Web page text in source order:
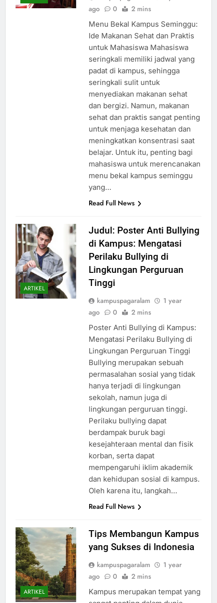
ago
0 2 mins
Menu Bekal Kampus Seminggu:
Ide Makanan Sehat dan Praktis
untuk Mahasiswa Mahasiswa
seringkali memiliki jadwal yang
padat di kampus, sehingga
seringkali sulit untuk
menyediakan makanan sehat
dan bergizi. Namun, makanan
sehat dan praktis sangat penting
untuk menjaga kesehatan dan
meningkatkan konsentrasi saat
belajar. Untuk itu, penting bagi
mahasiswa untuk merencanakan
menu bekal kampus seminggu
yang…
Read Full News
ARTIKEL
Judul: Poster Anti Bullying
di Kampus: Mengatasi
Perilaku Bullying di
Lingkungan Perguruan
Tinggi
kampuspagaralam
1 year
ago
0 2 mins
Poster Anti Bullying di Kampus:
Mengatasi Perilaku Bullying di
Lingkungan Perguruan Tinggi
Bullying merupakan sebuah
permasalahan sosial yang tidak
hanya terjadi di lingkungan
sekolah, namun juga di
lingkungan perguruan tinggi.
Perilaku bullying dapat
berdampak buruk bagi
kesejahteraan mental dan fisik
korban, serta dapat
mempengaruhi iklim akademik
dan kehidupan sosial di kampus.
Oleh karena itu, langkah…
Read Full News
ARTIKEL
Tips Membangun Kampus
yang Sukses di Indonesia
kampuspagaralam
1 year
ago
0 2 mins
Kampus merupakan tempat yang